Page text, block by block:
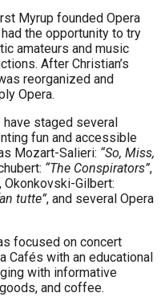
Myrup founded Opera
the opportunity to try
amateurs and music
After Christian’s
reorganized and
Opera.
staged several
fun and accessible
Mozart-Salieri: “So, Miss,
“The Conspirators”,
, Okonkovski-Gilbert:
tutte”, and several Opera
focused on concert
Cafés with an educational
with informative
and coffee.